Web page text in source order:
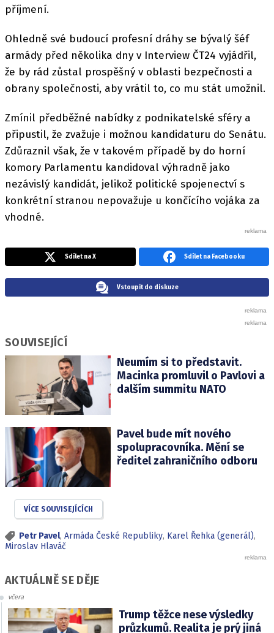
příjmení.
Ohledně své budoucí profesní dráhy se bývalý šéf
armády před několika dny v Interview ČT24 vyjádřil,
že by rád zůstal prospěšný v oblasti bezpečnosti a
obrany společnosti, aby vrátil to, co mu stát umožnil.
Zmínil předběžné nabídky z podnikatelské sféry a
připustil, že zvažuje i možnou kandidaturu do Senátu.
Zdůraznil však, že v takovém případě by do horní
komory Parlamentu kandidoval výhradně jako
nezávislý kandidát, jelikož politické spojenectví s
konkrétní stranou nepovažuje u končícího vojáka za
vhodné.
Sdílet na X Sdílet na Facebooku
Vstoupit do diskuze
SOUVISEJÍCÍ
Neumím si to představit.
Macinka promluvil o Pavlovi a
dalším summitu NATO
Pavel bude mít nového
spolupracovníka. Mění se
ředitel zahraničního odboru
VÍCE SOUVISEJÍCÍCH
Petr Pavel, Armáda České Republiky, Karel Řehka (generál),
Miroslav Hlaváč
AKTUÁLNĚ SE DĚJE
včera
Trump těžce nese výsledky
průzkumů. Realita je prý jiná